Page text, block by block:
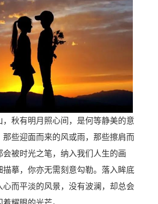
，秋有明月照心间，是何等静美的意
那些迎面而来的风或雨，那些擦肩而
会被时光之笔，纳入我们人生的画
描摹，你亦无需刻意勾勒。落入眸底
心而平淡的风景，没有波澜，却总会